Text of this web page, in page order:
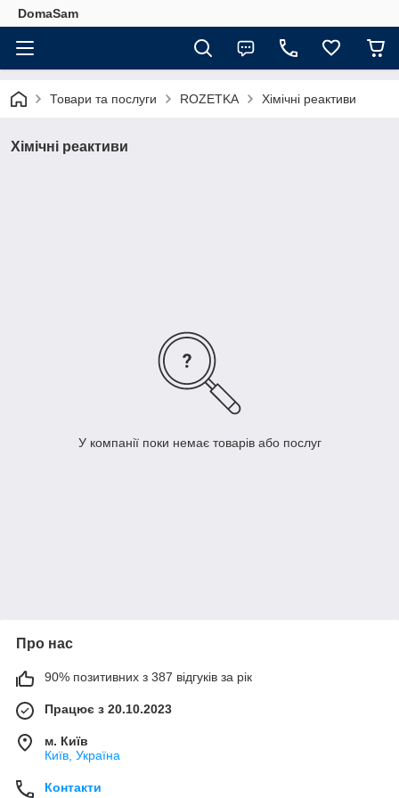
DomaSam
Товари та послуги ROZETKA Хімічні реактиви
Хімічні реактиви
У компанії поки немає товарів або послуг
Про нас
90% позитивних з 387 відгуків за рік
Працює з 20.10.2023
м. Київ
Київ, Україна
Контакти